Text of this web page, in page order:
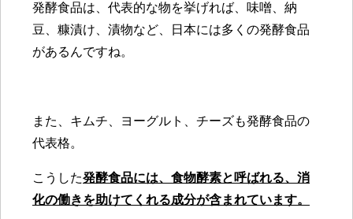
発酵食品は、代表的な物を挙げれば、味噌、納
豆、糠漬け、漬物など、日本には多くの発酵食品
があるんですね。
また、キムチ、ヨーグルト、チーズも発酵食品の
代表格。
こうした発酵食品には、食物酵素と呼ばれる、消
化の働きを助けてくれる成分が含まれています。